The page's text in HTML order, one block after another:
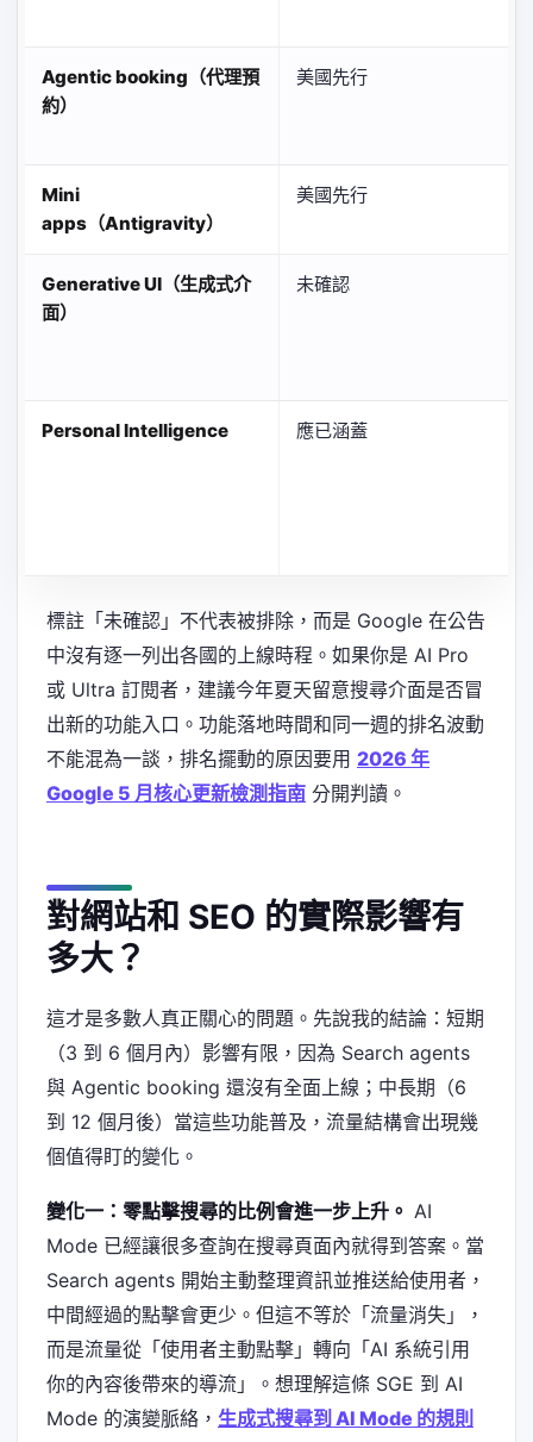
Agentic booking（代理預
約）
美國先行
Mini
apps（Antigravity）
美國先行
Generative UI（生成式介
面）
未確認
Personal Intelligence 應已涵蓋
標註「未確認」不代表被排除，而是 Google 在公告
中沒有逐一列出各國的上線時程。如果你是 AI Pro
或 Ultra 訂閱者，建議今年夏天留意搜尋介面是否冒
出新的功能入口。功能落地時間和同一週的排名波動
不能混為一談，排名擺動的原因要用 2026 年
Google 5 月核心更新檢測指南 分開判讀。
對網站和 SEO 的實際影響有
多大？
這才是多數人真正關心的問題。先說我的結論：短期
（3 到 6 個月內）影響有限，因為 Search agents
與 Agentic booking 還沒有全面上線；中長期（6
到 12 個月後）當這些功能普及，流量結構會出現幾
個值得盯的變化。
變化一：零點擊搜尋的比例會進一步上升。 AI
Mode 已經讓很多查詢在搜尋頁面內就得到答案。當
Search agents 開始主動整理資訊並推送給使用者，
中間經過的點擊會更少。但這不等於「流量消失」，
而是流量從「使用者主動點擊」轉向「AI 系統引用
你的內容後帶來的導流」。想理解這條 SGE 到 AI
Mode 的演變脈絡， 生成式搜尋到 AI Mode 的規則